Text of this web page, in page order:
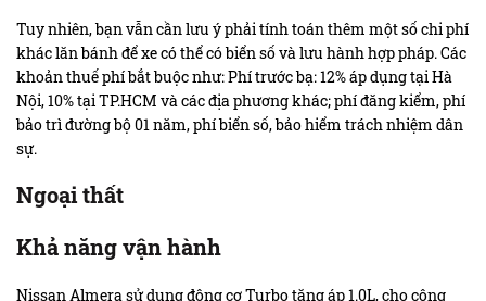
Tuy nhiên, bạn vẫn cần lưu ý phải tính toán thêm một số chi phí
khác lăn bánh để xe có thể có biển số và lưu hành hợp pháp. Các
khoản thuế phí bắt buộc như: Phí trước bạ: 12% áp dụng tại Hà
Nội, 10% tại TP.HCM và các địa phương khác; phí đăng kiểm, phí
bảo trì đường bộ 01 năm, phí biển số, bảo hiểm trách nhiệm dân
sự.
Ngoại thất
Khả năng vận hành
Nissan Almera sử dụng động cơ Turbo tăng áp 1.0L, cho công